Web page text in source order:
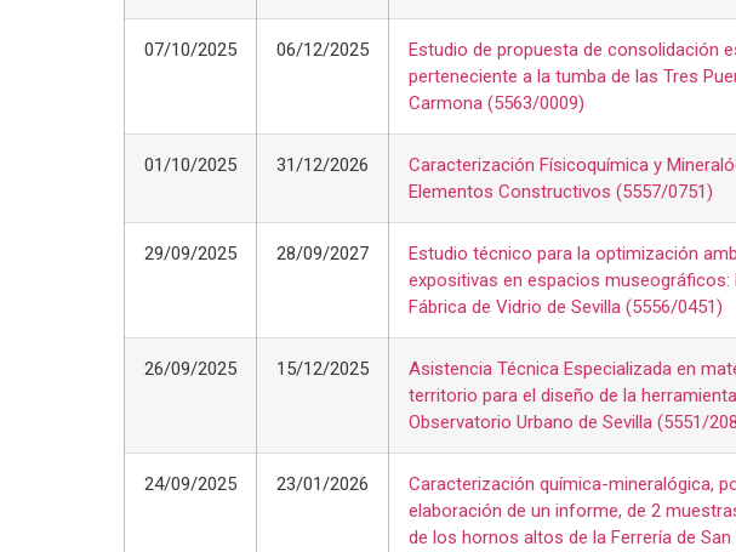
07/10/2025 06/12/2025
Estudio de propuesta de consolidación
perteneciente a la tumba de las Tres
Carmona (5563/0009)
01/10/2025 31/12/2026
Caracterización Físicoquímica y
Elementos Constructivos (5557/0751)
29/09/2025 28/09/2027
Estudio técnico para la optimización
expositivas en espacios
Fábrica de Vidrio de Sevilla (5556/0451)
26/09/2025 15/12/2025
Asistencia Técnica Especializada en
territorio para el diseño de la
Observatorio Urbano de Sevilla (5551/
24/09/2025 23/01/2026
Caracterización química-mineralógica,
elaboración de un informe, de 2
de los hornos altos de la Ferrería de